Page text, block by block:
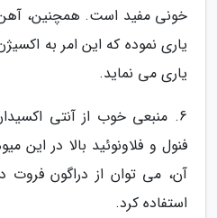
خونی مفید است. همچنین، آهن
یاری نموده که این امر به
یاری می نماید.
6. منبعی خوب از آنتی
فنول و فلاونوئید بالا در این
آن، می توان از دراگون فروت
استفاده کرد.